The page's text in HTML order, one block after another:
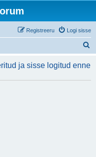
Logi sisse
Registreeru
i
ja sisse logitud enne